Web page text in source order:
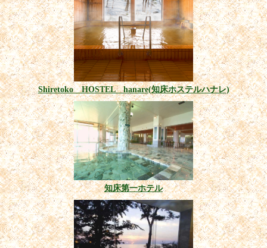
Shiretoko HOSTEL hanare(知床ホステルハナレ)
知床第一ホテル